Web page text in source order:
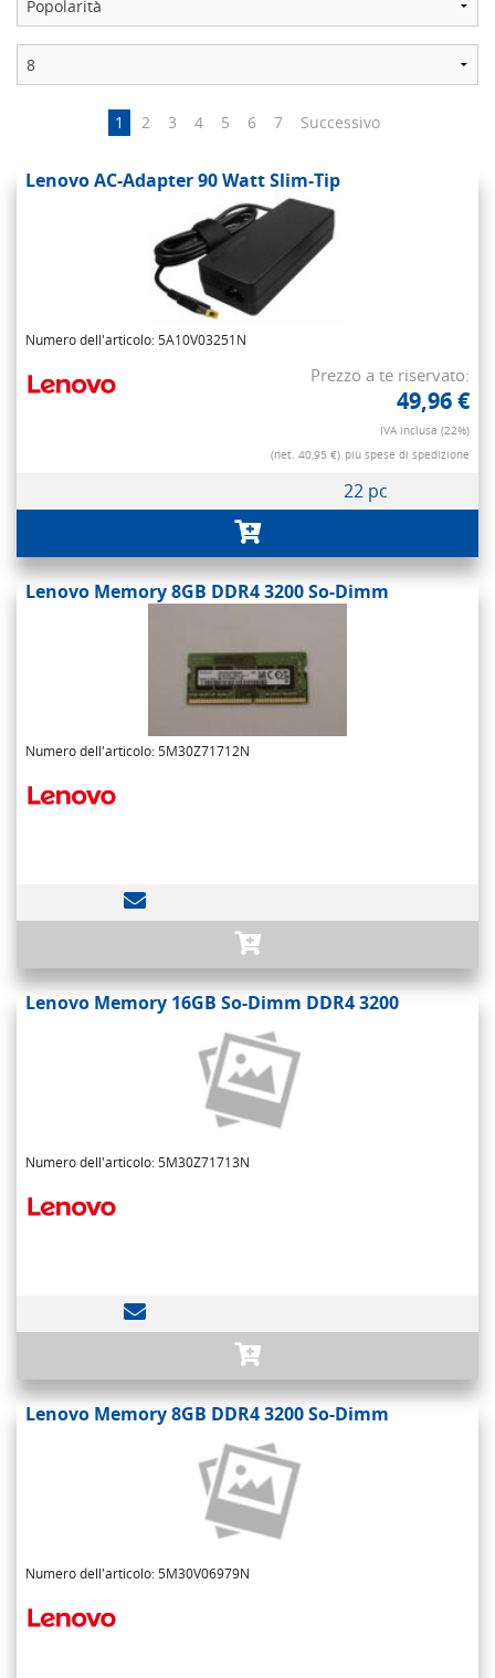
1 2 3 4 5 6 7 Successivo
Lenovo AC-Adapter 90 Watt Slim-Tip
Numero dell'articolo: 5A10V03251N
Prezzo a te riservato:
49,96 €
IVA inclusa (22%)
(net. 40,95 €) più spese di spedizione
22 pc
Lenovo Memory 8GB DDR4 3200 So-Dimm
Numero dell'articolo: 5M30Z71712N
Lenovo Memory 16GB So-Dimm DDR4 3200
Numero dell'articolo: 5M30Z71713N
Lenovo Memory 8GB DDR4 3200 So-Dimm
Numero dell'articolo: 5M30V06979N